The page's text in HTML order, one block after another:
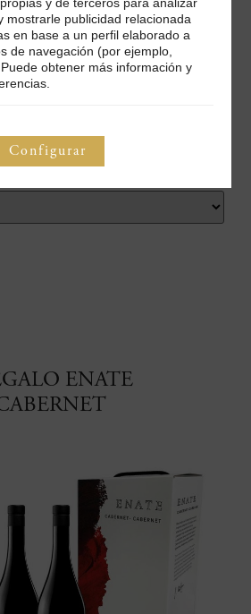
para regalar incluyedos botellas de
2023con bolsa de regalo de asas de
estuche de diseño único.
fin de existencias.
ENATE
mostrarle publicidad relacionada
en base a un perfil elaborado a
de navegación (por ejemplo,
obtener más información y
Configurar